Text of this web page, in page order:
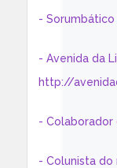
-
- Avenida da
http://
- Colaborador
- Colunista do